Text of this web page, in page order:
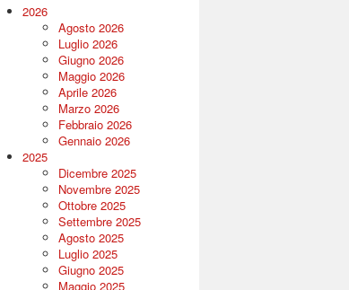
2026
Agosto 2026
Luglio 2026
Giugno 2026
Maggio 2026
Aprile 2026
Marzo 2026
Febbraio 2026
Gennaio 2026
2025
Dicembre 2025
Novembre 2025
Ottobre 2025
Settembre 2025
Agosto 2025
Luglio 2025
Giugno 2025
Maggio 2025